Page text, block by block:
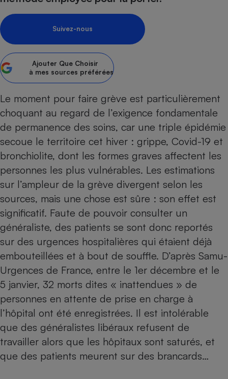
Suivez-nous
Ajouter Que Choisir
à mes sources préférées
Le moment pour faire grève est particulièrement
choquant au regard de l’exigence fondamentale
de permanence des soins, car une triple épidémie
secoue le territoire cet hiver : grippe, Covid-19 et
bronchiolite, dont les formes graves affectent les
personnes les plus vulnérables. Les estimations
sur l’ampleur de la grève divergent selon les
sources, mais une chose est sûre : son effet est
significatif. Faute de pouvoir consulter un
généraliste, des patients se sont donc reportés
sur des urgences hospitalières qui étaient déjà
embouteillées et à bout de souffle. D’après Samu-
Urgences de France, entre le 1er décembre et le
5 janvier, 32 morts dites « inattendues » de
personnes en attente de prise en charge à
l’hôpital ont été enregistrées. Il est intolérable
que des généralistes libéraux refusent de
travailler alors que les hôpitaux sont saturés, et
que des patients meurent sur des brancards…
bouteille
Assurance emprunteur
Banque
Petit électroménager -
Lave-linge
Plaque de cuisson à
induction
Climatiseur -
Téléviseur
Téléphone mobile -
Smartphone
Antivirus
Matelas
Radiateur électrique
Climatiseur -
Ventilateur
Antimoustique